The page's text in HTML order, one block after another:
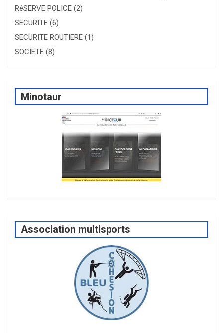
RéSERVE POLICE (2)
SECURITE (6)
SECURITE ROUTIERE (1)
SOCIETE (8)
Minotaur
Association multisports